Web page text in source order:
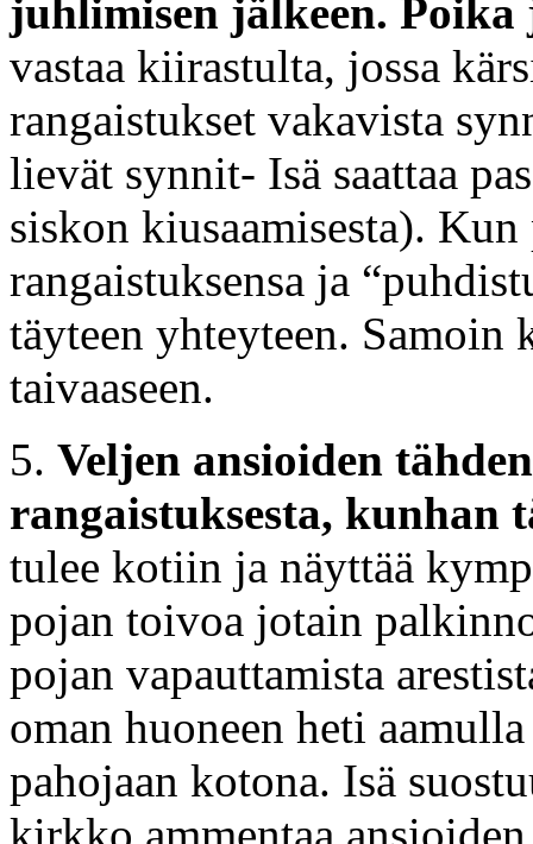
juhlimisen jälkeen.
vastaa kiirastulta, jossa
rangaistukset vakavista
lievät synnit- Isä saattaa
siskon kiusaamisesta).
rangaistuksensa ja
täyteen yhteyteen. Samoin
taivaaseen.
5. Veljen ansioiden
rangaistuksesta, kunhan
tulee kotiin ja näyttää
pojan toivoa jotain
pojan vapauttamista
oman huoneen heti
pahojaan kotona. Isä